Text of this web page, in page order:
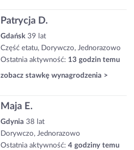
Patrycja D.
Gdańsk 39 lat
Część etatu, Dorywczo, Jednorazowo
Ostatnia aktywność: 13 godzin temu
zobacz stawkę wynagrodzenia >
Maja E.
Gdynia 38 lat
Dorywczo, Jednorazowo
Ostatnia aktywność: 4 godziny temu